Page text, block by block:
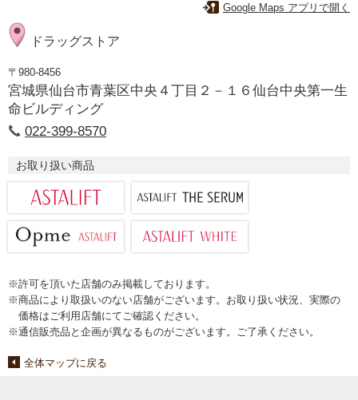
Google Maps アプリで開く
ドラッグストア
〒980-8456
宮城県仙台市青葉区中央４丁目２－１６仙台中央第一生
命ビルディング
022-399-8570
お取り扱い商品
※許可を頂いた店舗のみ掲載しております。
※商品により取扱いのない店舗がございます。お取り扱い状況、実際の
価格はご利用店舗にてご確認ください。
※通信販売品と企画が異なるものがございます。ご了承ください。
全体マップに戻る